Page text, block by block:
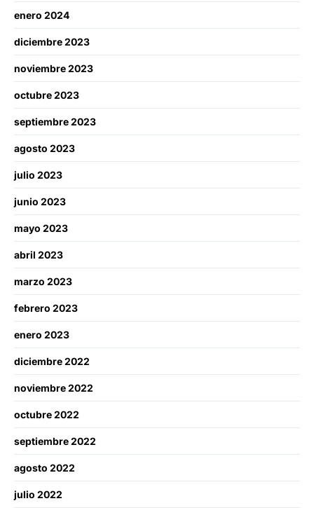
enero 2024
diciembre 2023
noviembre 2023
octubre 2023
septiembre 2023
agosto 2023
julio 2023
junio 2023
mayo 2023
abril 2023
marzo 2023
febrero 2023
enero 2023
diciembre 2022
noviembre 2022
octubre 2022
septiembre 2022
agosto 2022
julio 2022